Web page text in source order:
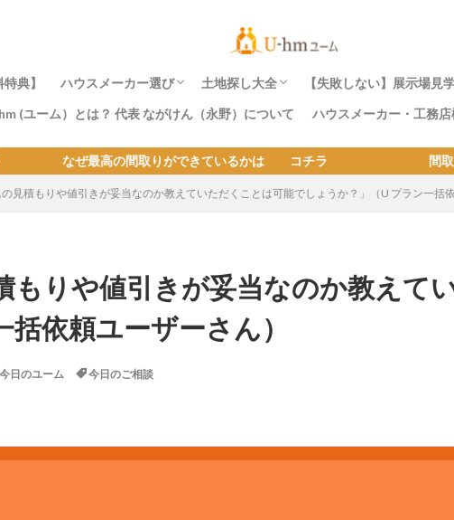
典】 ハウスメーカー選び
ハウスメーカー耐震ランク一覧表
熊本地震・東日本・阪神淡路大震災でハウス
メーカーの倒壊・全壊被害
ユームおすすめのハウスメーカー5社とは？
その理由
へーベルハウスの耐震性
積水ハウス耐震性
ダイワハウスの耐震性
住友林業の耐震性
三井ホームの耐震性
パナホームの耐震性
セキスイハイムの耐震性
ミサワホームの耐震性
トヨタホームの耐震性
一条工務店の耐震性
エスバイエルホームの耐震性
スウェーデンハウスの耐震性
ハウスメーカーが潰れた時の被害実例。4つ
の危機が同時に来る2020年問題とは？
ハウスメーカー選びの失敗例をおしえて｜失
敗しない３つの方法
土地探し大全
土地探しから家を建てる方が住宅展示場へ
く際の注意事項と対策
【土地探しのコツ大全 】失敗後悔しない土
地の探し方
【実例報告】土地探しとハウスメーカー選
のコツが凝縮！
土地価格・建物坪単価別の総費用｜土地を
入して家を建てる費用
土地探し~家を建てるまでの流れとコツ
良い土地が見つからない人の5つの特徴と
決法
土地探しも住宅展示場で。ハウスメーカー
有地のメリットとデメリット。
土地の値引はできますか？ どのぐらい安く
なりますか？
【失敗しない】展示場見
住宅展示場の見学の予
は？｜家づくり質問箱
土地探しから家を建て
く際の注意事項と対策
土地探しも住宅展示場
有地のメリットとデメ
(ユーム）とは？ 代表 ながけん（永野）について ハウスメーカー・工務
取りができているかは コチラ 間取りに悩んだら コ
の見積もりや値引きが妥当なのか教えていただくことは可能でしょうか？」（U プラン一括
もりや値引きが妥当なのか教えて
依頼ユーザーさん）
今日のユーム 今日のご相談